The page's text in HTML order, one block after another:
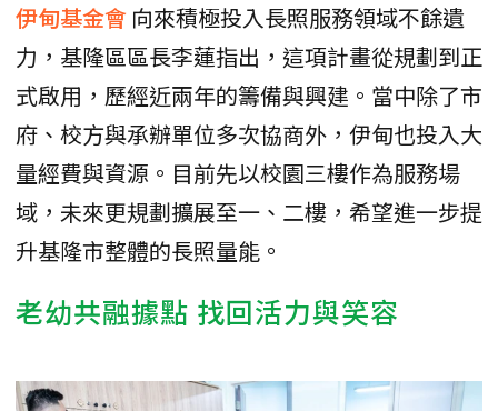
伊甸基金會 向來積極投入長照服務領域不餘遺
力，基隆區區長李蓮指出，這項計畫從規劃到正
式啟用，歷經近兩年的籌備與興建。當中除了市
府、校方與承辦單位多次協商外，伊甸也投入大
量經費與資源。目前先以校園三樓作為服務場
域，未來更規劃擴展至一、二樓，希望進一步提
升基隆市整體的長照量能。
老幼共融據點 找回活力與笑容